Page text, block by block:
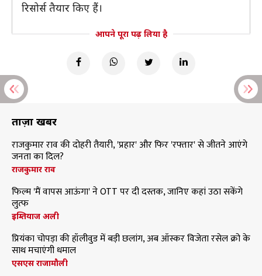
रिसोर्स तैयार किए हैं।
आपने पूरा पढ़ लिया है
ताज़ा खबरें
राजकुमार राव की दोहरी तैयारी, 'प्रहार' और फिर 'रफ्तार' से जीतने आएंगे
जनता का दिल?
राजकुमार राव
फिल्म 'मैं वापस आऊंगा' ने OTT पर दी दस्तक, जानिए कहां उठा सकेंगे
लुत्फ
इम्तियाज अली
प्रियंका चोपड़ा की हॉलीवुड में बड़ी छलांग, अब ऑस्कर विजेता रसेल क्रो के
साथ मचाएंगी धमाल
एसएस राजामौली